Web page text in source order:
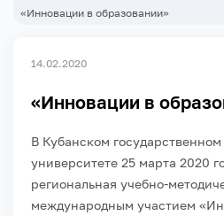
«Инновации в образовании»
14.02.2020
«Инновации в
В Кубанском
университете 25 марта 2020
региональная учебно-
международным участием